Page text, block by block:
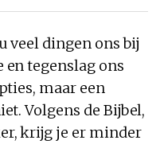
veel dingen ons bij
en tegenslag ons
maar een
Volgens de Bijbel,
krijg je er minder